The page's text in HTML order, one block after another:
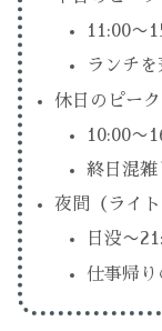
11:00〜
ランチ
休日のピーク
10:00〜
終日混雑
夜間（ライ
日没〜
仕事帰